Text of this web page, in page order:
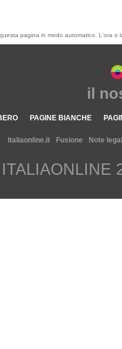
pagina in modo automatico. L'ora
il
PAGINE BIANCHE
Italiaonline.it Fusione Note